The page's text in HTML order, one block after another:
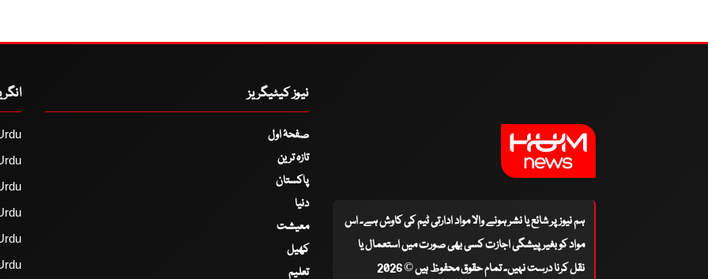
ہم نیوز پر شائع یا نشر ہونے والا مواد ادارتی ٹیم کی کاوش ہے۔ اس
مواد کو بغیر پیشگی اجازت کسی بھی صورت میں استعمال یا
نقل کرنا درست نہیں۔ تمام حقوق محفوظ ہیں © 2026
نیوز کیٹیگریز
صفحۂ اول
تازہ ترین
پاکستان
دنیا
معیشت
کھیل
تعلیم